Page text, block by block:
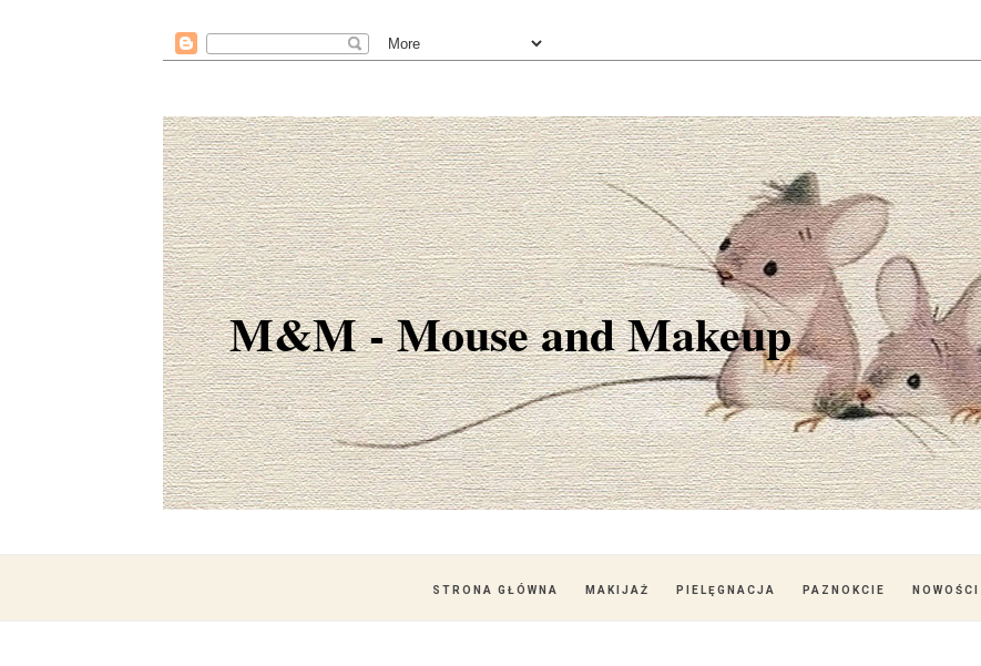
M&M - Mouse and Makeup
STRONA GŁÓWNA MAKIJAŻ PIELĘGNACJA PAZNOKCIE NOWOŚCI